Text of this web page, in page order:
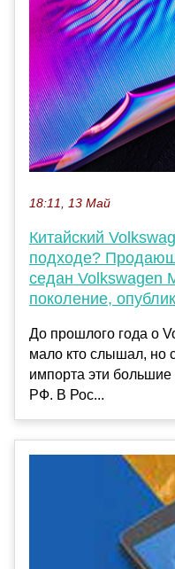
18:11, 13 Май
Китайский
подходе?
седан Volkswagen
поколение,
До прошлого года о
мало кто слышал, но
импорта эти
РФ. В Рос...